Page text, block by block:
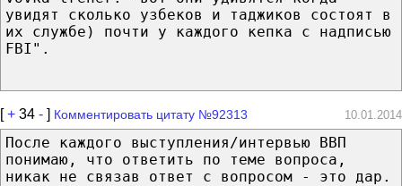
увидят сколько узбеков и таджиков состоят в
их службе) почти у каждого кепка с надписью
FBI".
[+ 34 - ] Комментировать цитату №92313 10.01.2014
После каждого выступления/интервью ВВП
понимаю, что ответить по теме вопроса,
никак не связав ответ с вопросом - это дар.